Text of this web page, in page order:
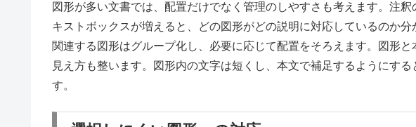
図形が多い文書では、配置だけでなく管理のしやすさも考えます。注
キストボックスが増えると、どの図形がどの説明に対応しているのか分
関連する図形はグループ化し、必要に応じて配置をそろえます。図形
見え方も整います。図形内の文字は短くし、本文で補足するようにす
す。